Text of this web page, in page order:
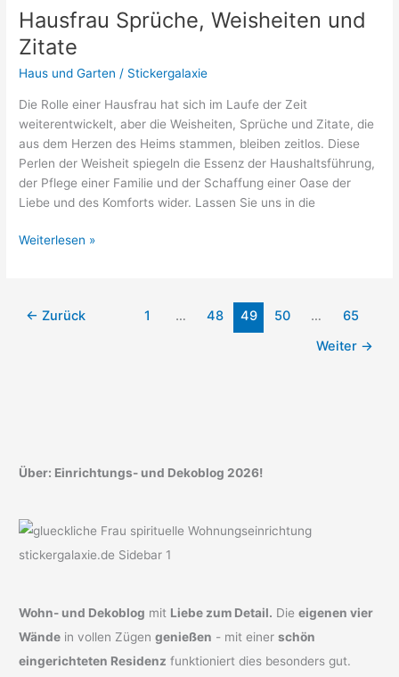
So
gelingt
es
Hausfrau Sprüche, Weisheiten und
Zitate
Haus und Garten / Stickergalaxie
Die Rolle einer Hausfrau hat sich im Laufe der Zeit
weiterentwickelt, aber die Weisheiten, Sprüche und Zitate, die
aus dem Herzen des Heims stammen, bleiben zeitlos. Diese
Perlen der Weisheit spiegeln die Essenz der Haushaltsführung,
der Pflege einer Familie und der Schaffung einer Oase der
Liebe und des Komforts wider. Lassen Sie uns in die
Hausfrau
Zitate
Weiterlesen »
← Zurück 1 … 48 49 50 …
65
Weiter →
Über: Einrichtungs- und Dekoblog 2026!
Wohn- und Dekoblog mit Liebe zum Detail. Dieeigenen vier
Wände in vollen Zügengenießen - mit einerschön
eingerichteten Residenz funktioniert dies besonders gut.